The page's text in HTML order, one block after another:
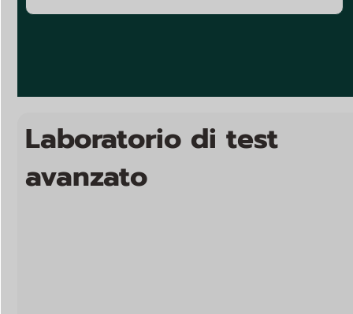
Laboratorio di test
avanzato